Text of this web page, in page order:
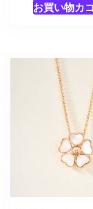
お買い物カ